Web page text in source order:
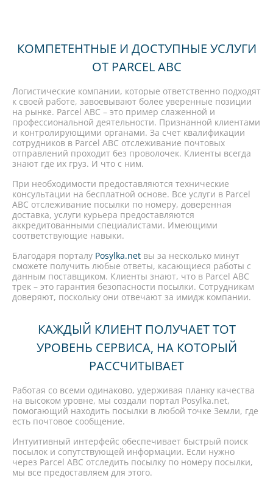
КОМПЕТЕНТНЫЕ И ДОСТУПНЫЕ УСЛУГИ
ОТ PARCEL ABC
Логистические компании, которые ответственно подходят
к своей работе, завоевывают более уверенные позиции
на рынке. Parcel ABC – это пример слаженной и
профессиональной деятельности. Признанной клиентами
и контролирующими органами. За счет квалификации
сотрудников в Parcel ABC отслеживание почтовых
отправлений проходит без проволочек. Клиенты всегда
знают где их груз. И что с ним.
При необходимости предоставляются технические
консультации на бесплатной основе. Все услуги в Parcel
ABC отслеживание посылки по номеру, доверенная
доставка, услуги курьера предоставляются
аккредитованными специалистами. Имеющими
соответствующие навыки.
Благодаря порталу Posylka.net вы за несколько минут
сможете получить любые ответы, касающиеся работы с
данным поставщиком. Клиенты знают, что в Parcel ABC
трек – это гарантия безопасности посылки. Сотрудникам
доверяют, поскольку они отвечают за имидж компании.
КАЖДЫЙ КЛИЕНТ ПОЛУЧАЕТ ТОТ
УРОВЕНЬ СЕРВИСА, НА КОТОРЫЙ
РАССЧИТЫВАЕТ
Работая со всеми одинаково, удерживая планку качества
на высоком уровне, мы создали портал Posylka.net,
помогающий находить посылки в любой точке Земли, где
есть почтовое сообщение.
Интуитивный интерфейс обеспечивает быстрый поиск
посылок и сопутствующей информации. Если нужно
через Parcel ABC отследить посылку по номеру посылки,
мы все предоставляем для этого.